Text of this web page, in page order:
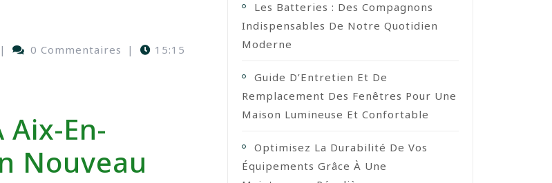
| 0 Commentaires | 15:15
Aix-En-
Nouveau
Les Batteries : Des Compagnons
Indispensables De Notre Quotidien
Moderne
Guide D’Entretien Et De
Remplacement Des Fenêtres Pour Une
Maison Lumineuse Et Confortable
Optimisez La Durabilité De Vos
Équipements Grâce À Une